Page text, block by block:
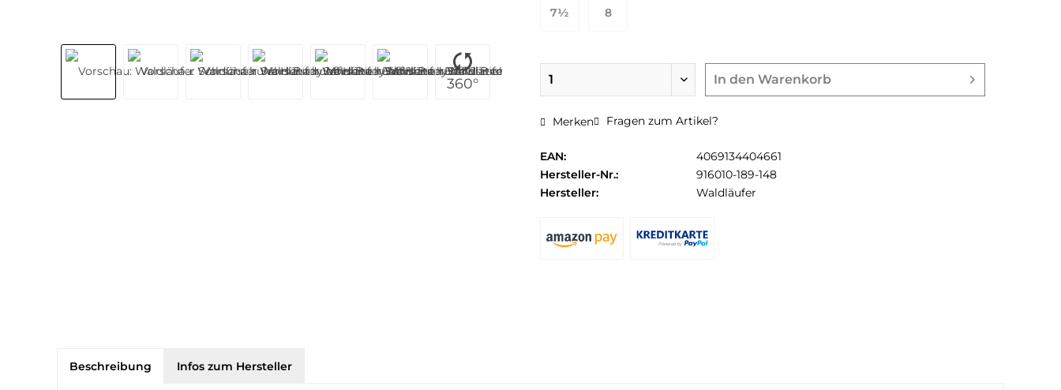
360°
7½ 8
In den Warenkorb
Merken Fragen zum Artikel?
EAN:
4069134404661
Hersteller-Nr.:
916010-189-148
Hersteller:
Waldläufer
Beschreibung Infos zum Hersteller